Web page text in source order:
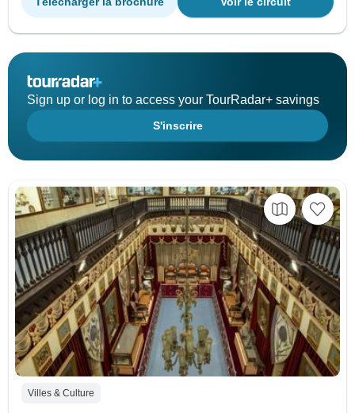
Sign up or log in to access your TourRadar+ savings
S'inscrire
Villes & Culture